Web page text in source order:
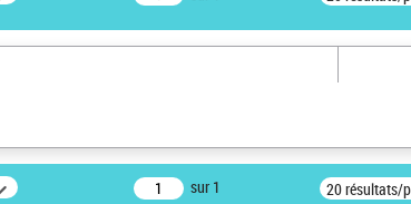
sur 1 20 résultats/